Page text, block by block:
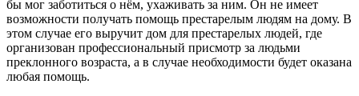
бы мог заботиться о нём, ухаживать за ним. Он не имеет
возможности получать помощь престарелым людям на дому. В
этом случае его выручит дом для престарелых людей, где
организован профессиональный присмотр за людьми
преклонного возраста, а в случае необходимости будет оказана
любая помощь.